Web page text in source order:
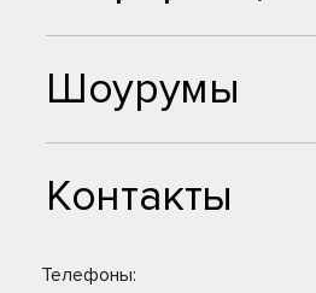
Шоурумы
Контакты
Телефоны: